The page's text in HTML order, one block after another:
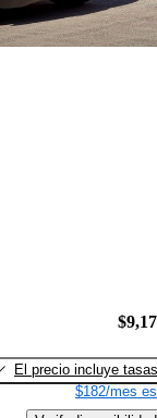
El precio incluye tasas
$182/mes